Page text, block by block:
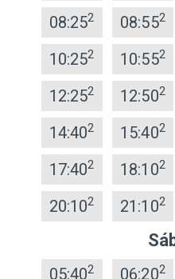
08:252 08:552
10:252 10:552
12:252 12:502
14:402 15:402
17:402 18:102
20:102 21:102
05:402 06:202